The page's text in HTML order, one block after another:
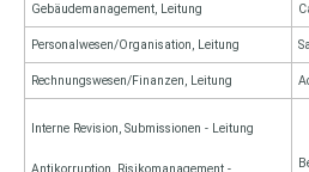
Gebäudemanagement, Leitung
Personalwesen/Organisation, Leitung
Rechnungswesen/Finanzen, Leitung
Interne Revision, Submissionen - Leitung